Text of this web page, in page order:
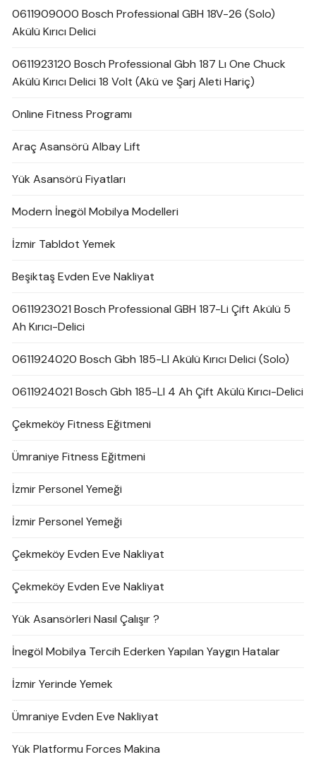
0611909000 Bosch Professional GBH 18V-26 (Solo)
Akülü Kırıcı Delici
0611923120 Bosch Professional Gbh 187 Lı One Chuck
Akülü Kırıcı Delici 18 Volt (Akü ve Şarj Aleti Hariç)
Online Fitness Programı
Araç Asansörü Albay Lift
Yük Asansörü Fiyatları
Modern İnegöl Mobilya Modelleri
İzmir Tabldot Yemek
Beşiktaş Evden Eve Nakliyat
0611923021 Bosch Professional GBH 187-Li Çift Akülü 5
Ah Kırıcı-Delici
0611924020 Bosch Gbh 185-LI Akülü Kırıcı Delici (Solo)
0611924021 Bosch Gbh 185-LI 4 Ah Çift Akülü Kırıcı-Delici
Çekmeköy Fitness Eğitmeni
Ümraniye Fitness Eğitmeni
İzmir Personel Yemeği
İzmir Personel Yemeği
Çekmeköy Evden Eve Nakliyat
Çekmeköy Evden Eve Nakliyat
Yük Asansörleri Nasıl Çalışır ?
İnegöl Mobilya Tercih Ederken Yapılan Yaygın Hatalar
İzmir Yerinde Yemek
Ümraniye Evden Eve Nakliyat
Yük Platformu Forces Makina